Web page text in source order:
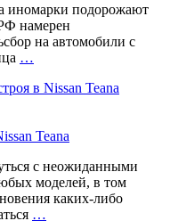
иномарки подорожают
намерен
на автомобили с
…
Teana
с неожиданными
моделей, в том
каких-либо
…